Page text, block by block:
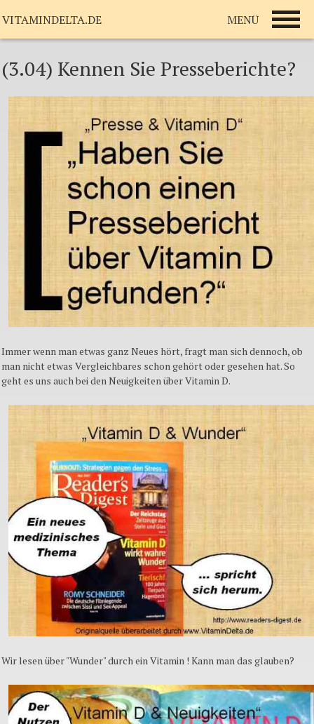
(3.04) Kennen Sie Presseberichte?
Immer wenn man etwas ganz Neues hört, fragt man sich dennoch, ob
man nicht etwas Vergleichbares schon gehört oder gesehen hat. So
geht es uns auch bei den Neuigkeiten über Vitamin D.
Wir lesen über "Wunder" durch ein Vitamin ! Kann man das glauben?
VITAMINDELTA.DE MENÜ